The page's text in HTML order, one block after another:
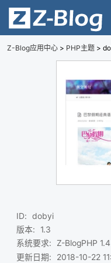
Z-Blog应用中心 > PHP主题 >
ID:
dobyi
版本:
1.3
系统要求:
Z-BlogPHP
更新日期: 2018-10-22